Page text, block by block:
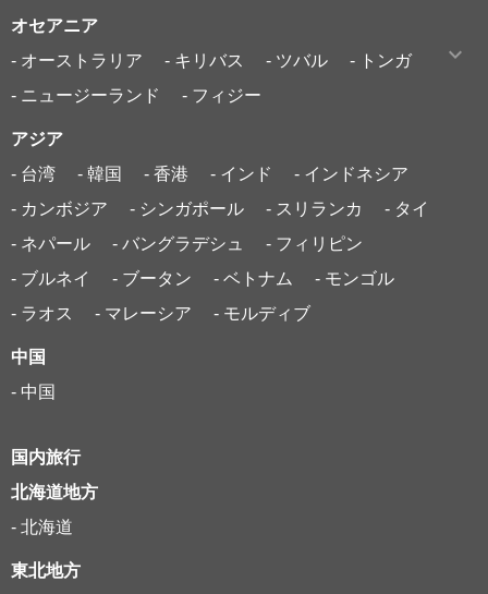
オセアニア
- オーストラリア
- キリバス - ツバル
- トンガ
- ニュージーランド
- フィジー
アジア
- 台湾
- 韓国 - 香港 - インド
- インドネシア
- カンボジア
- シンガポール - スリランカ
- タイ
- ネパール
- バングラデシュ
- フィリピン
- ブルネイ
- ブータン - ベトナム
- モンゴル
- ラオス
- マレーシア - モルディブ
中国
- 中国
国内旅行
北海道地方
- 北海道
東北地方